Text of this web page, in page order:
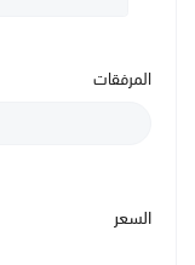
المرفقات
السعر